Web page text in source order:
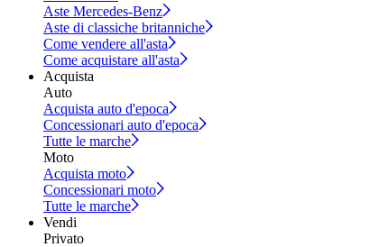
Aste Mercedes-Benz
Aste di classiche britanniche
Come vendere all'asta
Come acquistare all'asta
Acquista
Auto
Acquista auto d'epoca
Concessionari auto d'epoca
Tutte le marche
Moto
Acquista moto
Concessionari moto
Tutte le marche
Vendi
Privato